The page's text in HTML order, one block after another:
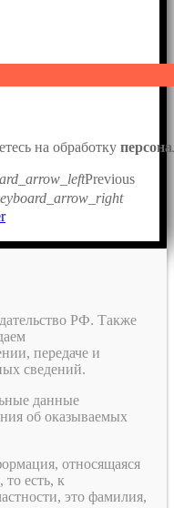
на обработку
Previous
РФ. Также
передаче и
сведений.
данные
об оказываемых
относящаяся
есть, к
это фамилия,